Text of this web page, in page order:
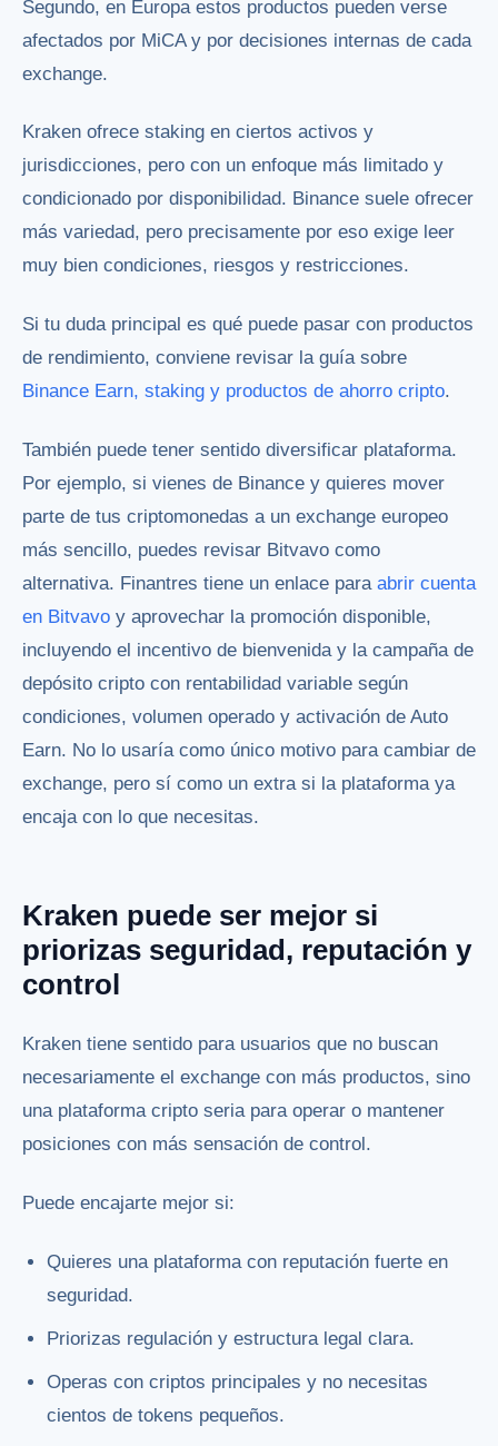
Segundo, en Europa estos productos pueden verse
afectados por MiCA y por decisiones internas de cada
exchange.
Kraken ofrece staking en ciertos activos y
jurisdicciones, pero con un enfoque más limitado y
condicionado por disponibilidad. Binance suele ofrecer
más variedad, pero precisamente por eso exige leer
muy bien condiciones, riesgos y restricciones.
Si tu duda principal es qué puede pasar con productos
de rendimiento, conviene revisar la guía sobre
Binance Earn, staking y productos de ahorro cripto.
También puede tener sentido diversificar plataforma.
Por ejemplo, si vienes de Binance y quieres mover
parte de tus criptomonedas a un exchange europeo
más sencillo, puedes revisar Bitvavo como
alternativa. Finantres tiene un enlace para abrir cuenta
en Bitvavo y aprovechar la promoción disponible,
incluyendo el incentivo de bienvenida y la campaña de
depósito cripto con rentabilidad variable según
condiciones, volumen operado y activación de Auto
Earn. No lo usaría como único motivo para cambiar de
exchange, pero sí como un extra si la plataforma ya
encaja con lo que necesitas.
Kraken puede ser mejor si
priorizas seguridad, reputación y
control
Kraken tiene sentido para usuarios que no buscan
necesariamente el exchange con más productos, sino
una plataforma cripto seria para operar o mantener
posiciones con más sensación de control.
Puede encajarte mejor si:
Quieres una plataforma con reputación fuerte en
seguridad.
Priorizas regulación y estructura legal clara.
Operas con criptos principales y no necesitas
cientos de tokens pequeños.